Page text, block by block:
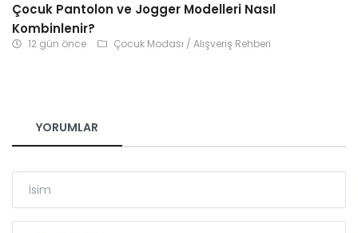
Çocuk Pantolon ve Jogger Modelleri Nasıl
Kombinlenir?
12 gün önce Çocuk Modası / Alışveriş Rehberi
YORUMLAR